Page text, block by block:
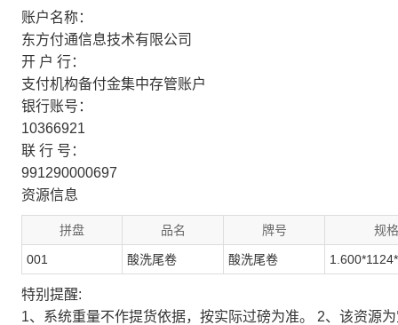
账户名称：
东方付通信息技术有限公司
开 户 行：
支付机构备付金集中存管账户
银行账号：
10366921
联 行 号：
991290000697
资源信息
拼盘 品名 牌号 规格
001 酸洗尾卷 酸洗尾卷
特别提醒:
1、系统重量不作提货依据，按实际过磅为准。 2、该资源